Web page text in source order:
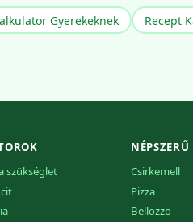
Gyerekeknek Recept
szükséglet
NÉPSZERŰ
Csirkemell
Pizza
Bellozzo